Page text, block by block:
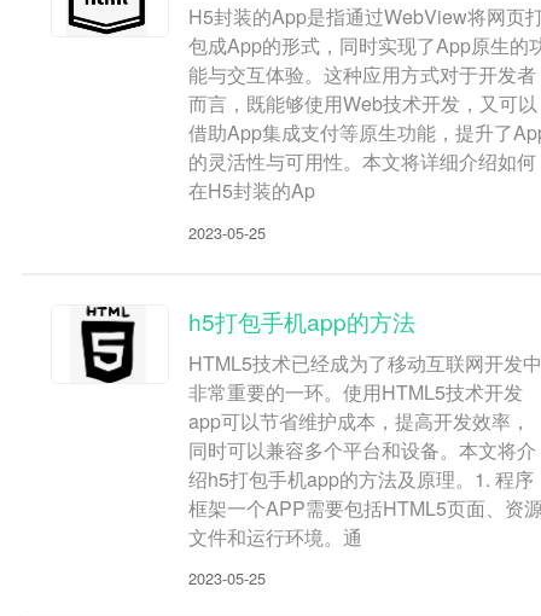
H5封装的App是指通过WebView将网页
包成App的形式，同时实现了App原生的
能与交互体验。这种应用方式对于开发者
而言，既能够使用Web技术开发，又可以
借助App集成支付等原生功能，提升了
的灵活性与可用性。本文将详细介绍如何
在H5封装的Ap
2023-05-25
h5打包手机app的方法
HTML5技术已经成为了移动互联网开发中
非常重要的一环。使用HTML5技术开发
app可以节省维护成本，提高开发效率，
同时可以兼容多个平台和设备。本文将介
绍h5打包手机app的方法及原理。1. 程序
框架一个APP需要包括HTML5页面、资
文件和运行环境。通
2023-05-25